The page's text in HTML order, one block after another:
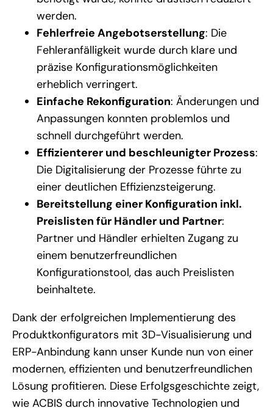
werden.
Fehlerfreie Angebotserstellung: Die
Fehleranfälligkeit wurde durch klare und
präzise Konfigurationsmöglichkeiten
erheblich verringert.
Einfache Rekonfiguration: Änderungen und
Anpassungen konnten problemlos und
schnell durchgeführt werden.
Effizienterer und beschleunigter Prozess:
Die Digitalisierung der Prozesse führte zu
einer deutlichen Effizienzsteigerung.
Bereitstellung einer Konfiguration inkl.
Preislisten für Händler und Partner:
Partner und Händler erhielten Zugang zu
einem benutzerfreundlichen
Konfigurationstool, das auch Preislisten
beinhaltete.
Dank der erfolgreichen Implementierung des
Produktkonfigurators mit 3D-Visualisierung und
ERP-Anbindung kann unser Kunde nun von einer
modernen, effizienten und benutzerfreundlichen
Lösung profitieren. Diese Erfolgsgeschichte zeigt,
wie ACBIS durch innovative Technologien und